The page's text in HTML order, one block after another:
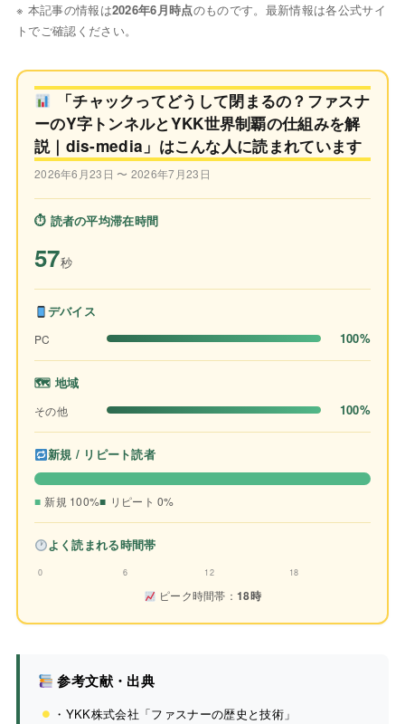
※ 本記事の情報は2026年6月時点のものです。最新情報は各公式サイ
トでご確認ください。
「チャックってどうして閉まるの？ファスナ
ーのY字トンネルとYKK世界制覇の仕組みを解
説｜dis-media」はこんな人に読まれています
2026年6月23日 〜 2026年7月23日
⏱ 読者の平均滞在時間
57秒
デバイス
PC 100%
🗺 地域
その他 100%
新規 / リピート読者
新規 100% リピート 0%
よく読まれる時間帯
0 6 12 18
ピーク時間帯：18時
参考文献・出典
・YKK株式会社「ファスナーの歴史と技術」